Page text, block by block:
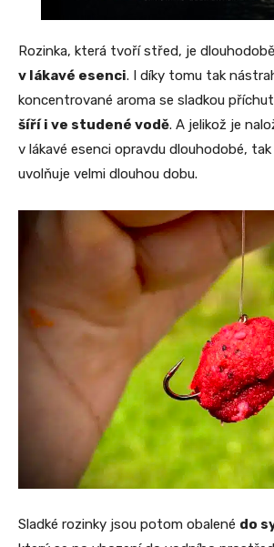
Rozinka, která tvoří střed, je dlouhodobě
v lákavé esenci. I díky tomu tak
koncentrované aroma se sladkou
šíří i ve studené vodě. A jelikož je
v lákavé esenci opravdu dlouhodobé,
uvolňuje velmi dlouhou dobu.
Sladké rozinky jsou potom obalené do